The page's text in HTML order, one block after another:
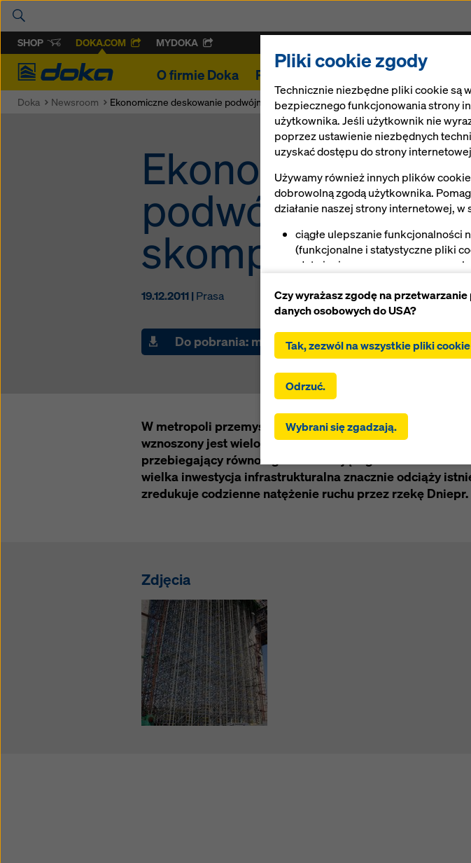
SHOP DOKA.COM MYDOKA
Doka
O firmie Doka Projekty Rozwiązania Ringlock
Doka Newsroom Ekonomiczne deskowanie podwójnego pylonu o skomplikowanej geometrii
Ekonomiczne
podwójnego
skomplikowanej
19.12.2011 | Prasa
Do pobrania: materiały prasowe Zastosowane
W metropoli przemysłowej Zaporoże na południowym
wznoszony jest wielopasmowy, 2000-metrowy most
przebiegający równolegle do istniejącego mostu
wielka inwestycja infrastrukturalna znacznie odciąży
zredukuje codzienne natężenie ruchu przez rzekę Dniepr.
Zdjęcia
Pliki cookie zgody
Technicznie niezbędne pliki cookie są
bezpiecznego funkcjonowania strony
użytkownika. Jeśli użytkownik nie
poprzez ustawienie niezbędnych
uzyskać dostępu do strony
Używamy również innych plików
dobrowolną zgodą użytkownika.
działanie naszej strony internetowej, w
ciągłe ulepszanie funkcjonalności
(funkcjonalne i statystyczne pliki
ułatwienie sprawnego procesu
zapewnienie użytkownikowi
platformach (marketingowe pliki
Klikając „Zezwól na wszystkie pliki
Klikając „Zgadzam się na wybrane”,
wybrane za pomocą pól wyboru. Może
przekazywaniem danych do krajów
ustawienia obejmują również
trzecich, w których nie ma decyzji
RODO, zgoda użytkownika obejmuje
użytkownika przesłane w ten sposób
Czy wyrażasz zgodę na
danych osobowych do USA?
Tak, zezwól na wszystkie pliki
Odrzuć.
Wybrani się zgadzają.